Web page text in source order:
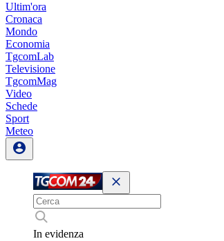
Ultim'ora
Cronaca
Mondo
Economia
TgcomLab
Televisione
TgcomMag
Video
Schede
Sport
Meteo
In evidenza